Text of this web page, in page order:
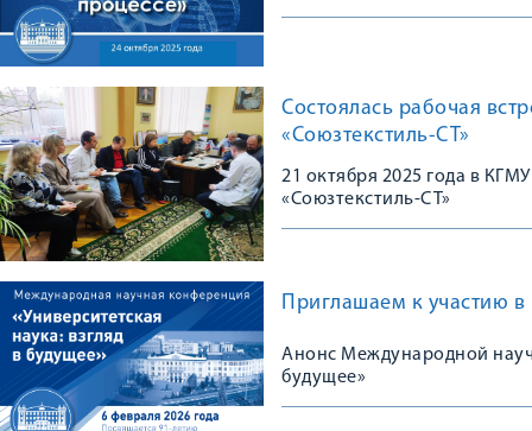
Состоялась рабочая
«Союзтекстиль-СТ»
21 октября 2025 года в
«Союзтекстиль-СТ»
Приглашаем к участию
Анонс Международной
будущее»